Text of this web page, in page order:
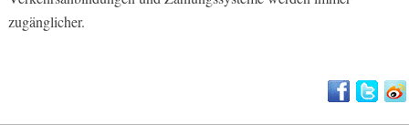
zugänglicher.